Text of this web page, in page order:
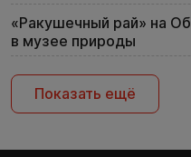
«Ракушечный рай» на
в музее природы
Показать ещё